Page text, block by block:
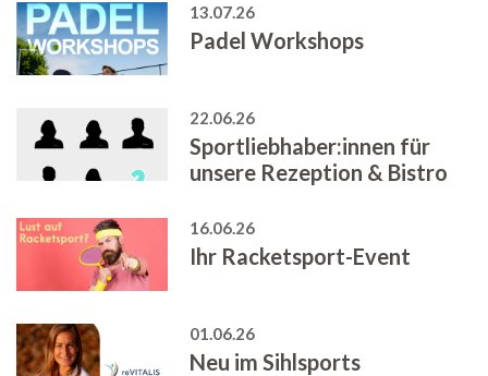
13.07.26
Padel Workshops
22.06.26
Sportliebhaber:innen für
unsere Rezeption & Bistro
16.06.26
Ihr Racketsport-Event
01.06.26
Neu im Sihlsports